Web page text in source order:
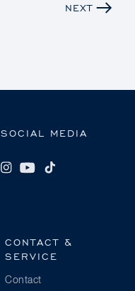
NEXT
SOCIAL MEDIA
CONTACT &
SERVICE
Contact